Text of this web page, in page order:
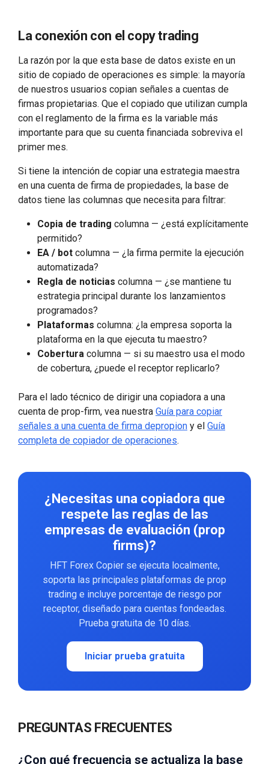
La conexión con el copy trading
La razón por la que esta base de datos existe en un
sitio de copiado de operaciones es simple: la mayoría
de nuestros usuarios copian señales a cuentas de
firmas propietarias. Que el copiado que utilizan cumpla
con el reglamento de la firma es la variable más
importante para que su cuenta financiada sobreviva el
primer mes.
Si tiene la intención de copiar una estrategia maestra
en una cuenta de firma de propiedades, la base de
datos tiene las columnas que necesita para filtrar:
Copia de trading columna — ¿está explícitamente
permitido?
EA / bot columna — ¿la firma permite la ejecución
automatizada?
Regla de noticias columna — ¿se mantiene tu
estrategia principal durante los lanzamientos
programados?
Plataformas columna: ¿la empresa soporta la
plataforma en la que ejecuta tu maestro?
Cobertura columna — si su maestro usa el modo
de cobertura, ¿puede el receptor replicarlo?
Para el lado técnico de dirigir una copiadora a una
cuenta de prop-firm, vea nuestra Guía para copiar
señales a una cuenta de firma depropion y el Guía
completa de copiador de operaciones.
¿Necesitas una copiadora que
respete las reglas de las
empresas de evaluación (prop
firms)?
HFT Forex Copier se ejecuta localmente,
soporta las principales plataformas de prop
trading e incluye porcentaje de riesgo por
receptor, diseñado para cuentas fondeadas.
Prueba gratuita de 10 días.
Iniciar prueba gratuita
PREGUNTAS FRECUENTES
¿Con qué frecuencia se actualiza la base